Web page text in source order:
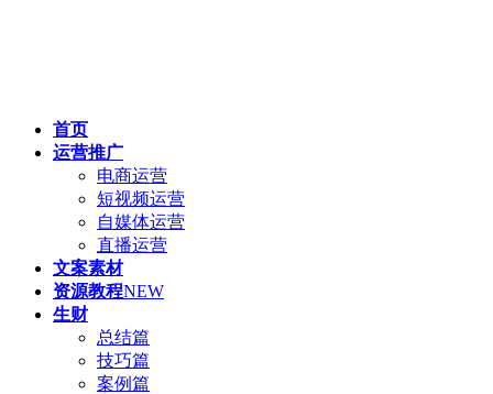
首页
运营推广
电商运营
短视频运营
自媒体运营
直播运营
文案素材
资源教程NEW
生财
总结篇
技巧篇
案例篇